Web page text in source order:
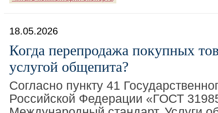
18.05.2026
Когда перепродажа покупных
услугой общепита?
Согласно пункту 41
Российской Федерации «ГОСТ